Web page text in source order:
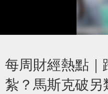
每周財經熱點
紮？馬斯克破